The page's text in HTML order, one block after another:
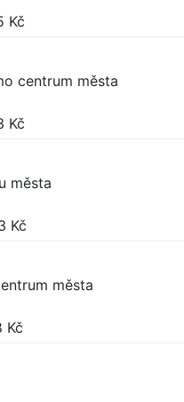
Kč
centrum města
Kč
města
Kč
města
Kč